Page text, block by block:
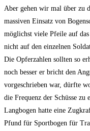
Aber gehen wir mal über zu
massiven Einsatz von
möglichst viele Pfeile auf
nicht auf den einzelnen
Die Opferzahlen sollten so
noch besser er bricht den
vorgeschrieben war, dürfte
die Frequenz der Schüsse
Langbogen hatte eine
Pfund für Sportbogen für